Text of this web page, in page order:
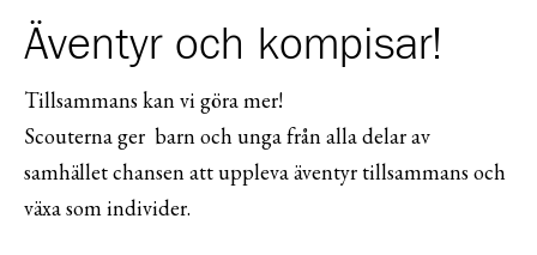
Äventyr och kompisar!
Tillsammans kan vi göra mer!
Scouterna ger barn och unga från alla delar av
samhället chansen att uppleva äventyr tillsammans och
växa som individer.